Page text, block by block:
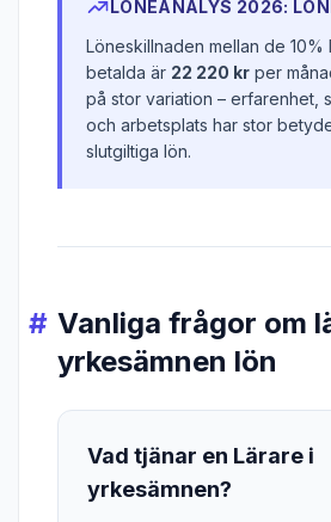
LÖNEANALYS 2026:
Löneskillnaden mellan de
betalda är 22 220 kr per
på stor variation – erfarenhet,
och arbetsplats har stor
slutgiltiga lön.
Vanliga frågor om
yrkesämnen lön
Vad tjänar en Lärare i
yrkesämnen?